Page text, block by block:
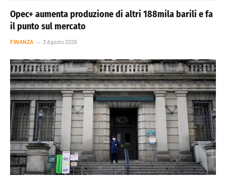
Opec+ aumenta produzione di altri 188mila barili e fa
il punto sul mercato
FINANZA 3 Agosto 2026